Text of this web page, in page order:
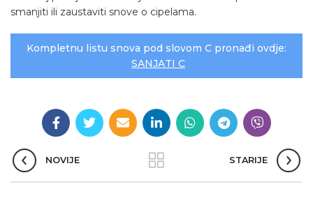
smanjiti ili zaustaviti snove o cipelama.
Kompletnu listu snova pod slovom C pronađi ovdje:
SANJATI C
NOVIJE STARIJE